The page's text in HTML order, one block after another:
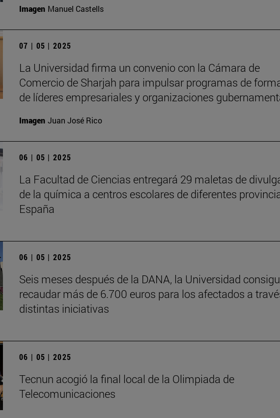
Imagen Manuel Castells
07 | 05 | 2025
La Universidad firma un convenio con la Cámara de
Comercio de Sharjah para impulsar programas de
de líderes empresariales y organizaciones
Imagen Juan José Rico
06 | 05 | 2025
La Facultad de Ciencias entregará 29 maletas de
de la química a centros escolares de diferentes
España
06 | 05 | 2025
Seis meses después de la DANA, la Universidad
recaudar más de 6.700 euros para los afectados a
distintas iniciativas
06 | 05 | 2025
­Tecnun acogió la final local de la Olimpiada de
Telecomunicaciones